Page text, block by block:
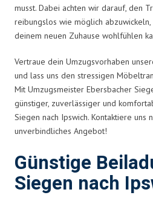
musst. Dabei achten wir darauf, den
reibungslos wie möglich
deinem neuen Zuhause wohlfühlen
Vertraue dein Umzugsvorhaben
und lass uns den stressigen
Mit Umzugsmeister Ebersbacher
günstiger, zuverlässiger und
Siegen nach Ipswich. Kontaktiere uns
unverbindliches Angebot!
Günstige
Siegen nach